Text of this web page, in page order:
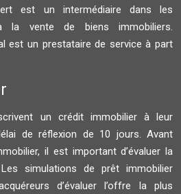
est un intermédiaire dans les
la vente de biens immobiliers.
est un prestataire de service à part
un crédit immobilier à leur
de réflexion de 10 jours. Avant
il est important d’évaluer la
Les simulations de prêt immobilier
d’évaluer l’offre la plus